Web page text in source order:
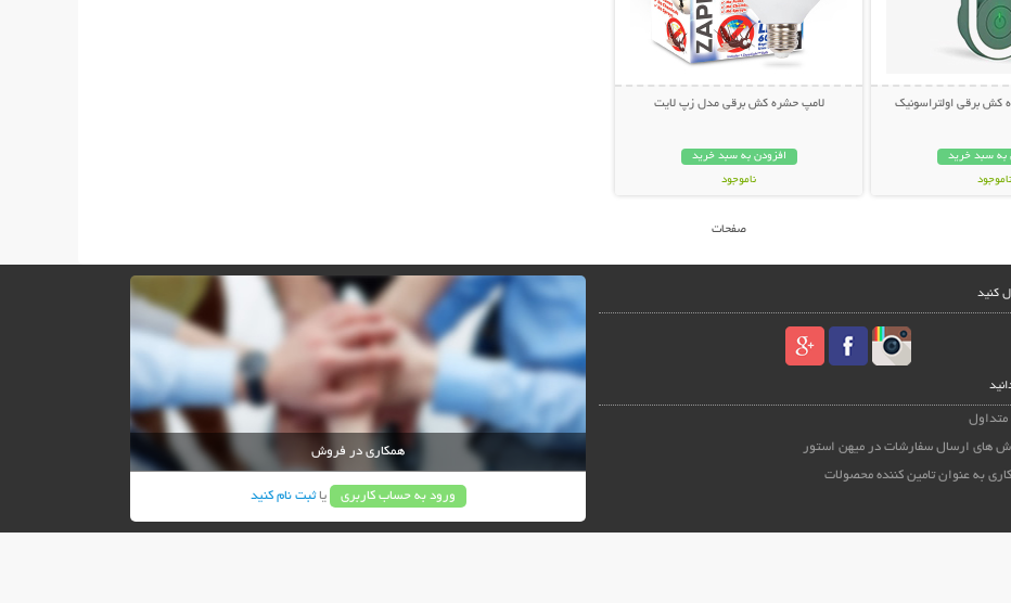
کش برقی اولتراسونیک
به سبد خرید
ناموجود
لامپ حشره کش برقی مدل زپ لایت
افزودن به سبد خرید
ناموجود
صفحات
کنید
متداول
های ارسال سفارشات در میهن استور
به عنوان تامین کننده محصولات
همکاری در فروش
ورود به حساب کاربری یاثبت نام کنید